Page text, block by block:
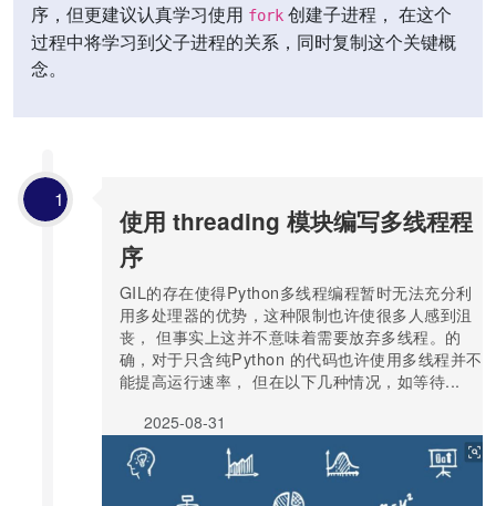
序，但更建议认真学习使用 fork 创建子进程， 在这个
过程中将学习到父子进程的关系，同时复制这个关键概
念。
1
使用 threading 模块编写多线程程
序
GIL的存在使得Python多线程编程暂时无法充分利
用多处理器的优势，这种限制也许使很多人感到沮
丧， 但事实上这并不意味着需要放弃多线程。的
确，对于只含纯Python 的代码也许使用多线程并不
能提高运行速率， 但在以下几种情况，如等待...
2025-08-31